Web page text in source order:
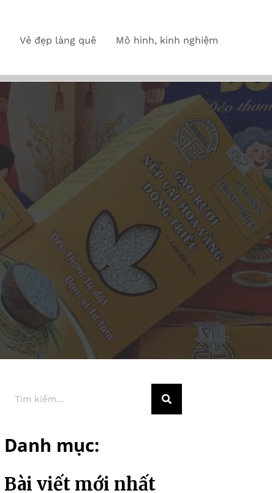
Vẻ đẹp làng quê Mô hình, kinh nghiệm
Danh mục:
Bài viết mới nhất